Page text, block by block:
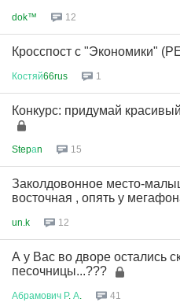
dok™ 12
Кросспост с "Экономики"
Костяй66rus 1
Конкурс: придумай
Stepаn 15
Заколдовонное место-
восточная , опять у
un.k 12
А у Вас во дворе остались
песочницы...???
Абрамович Р. А 41